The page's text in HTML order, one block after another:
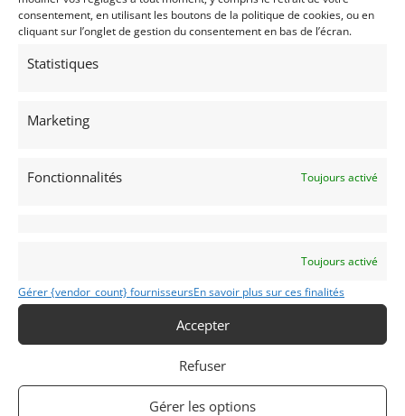
consentement, en utilisant les boutons de la politique de cookies, ou en
cliquant sur l’onglet de gestion du consentement en bas de l’écran.
Statistiques
Marketing
Fonctionnalités Toujours activé
Toujours activé
Gérer {vendor_count} fournisseursEn savoir plus sur ces finalités
Accepter
Refuser
Gérer les options
(49) MAINE-ET-LOIRE
Vendu par : Gironde Grieul